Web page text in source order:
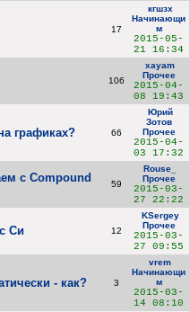
17
кгшзх
Начинающи
м
2015-05-
21 16:34
106
xayam
Прочее
2015-04-
08 19:43
графиках? 66
Юрий
Зотов
Прочее
2015-04-
03 17:32
с Compound
59
Rouse_
Прочее
2015-03-
27 22:22
Си 12
KSergey
Прочее
2015-03-
27 09:55
- как? 3
vrem
Начинающи
м
2015-03-
14 08:10